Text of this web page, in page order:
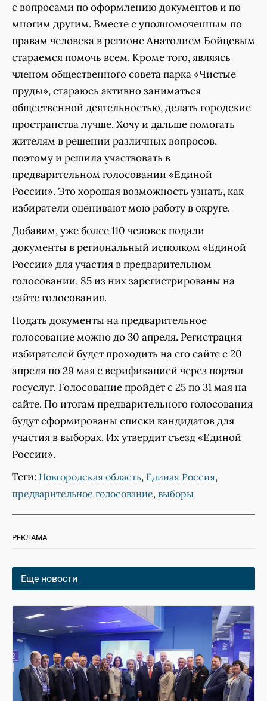
с вопросами по оформлению документов и по
многим другим. Вместе с уполномоченным по
правам человека в регионе Анатолием Бойцевым
стараемся помочь всем. Кроме того, являясь
членом общественного совета парка «Чистые
пруды», стараюсь активно заниматься
общественной деятельностью, делать городские
пространства лучше. Хочу и дальше помогать
жителям в решении различных вопросов,
поэтому и решила участвовать в
предварительном голосовании «Единой
России». Это хорошая возможность узнать, как
избиратели оценивают мою работу в округе.
Добавим, уже более 110 человек подали
документы в региональный исполком «Единой
России» для участия в предварительном
голосовании, 85 из них зарегистрированы на
сайте голосования.
Подать документы на предварительное
голосование можно до 30 апреля. Регистрация
избирателей будет проходить на его сайте с 20
апреля по 29 мая с верификацией через портал
госуслуг. Голосование пройдёт с 25 по 31 мая на
сайте. По итогам предварительного голосования
будут сформированы списки кандидатов для
участия в выборах. Их утвердит съезд «Единой
России».
Теги: Новгородская область, Единая Россия,
предварительное голосование, выборы
РЕКЛАМА
Еще новости